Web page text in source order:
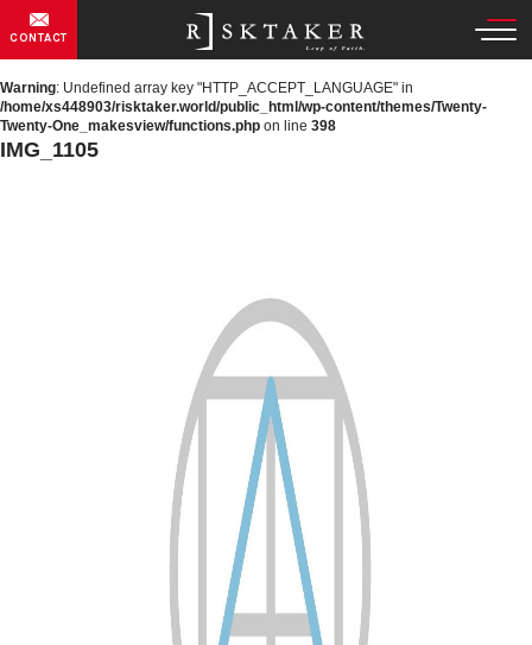
Warning: Undefined array key "HTTP_ACCEPT_LANGUAGE" in
/home/xs448903/risktaker.world/public_html/wp-content/themes/Twenty-
Twenty-One_makesview/functions.php on line 398
CONTACT
IMG_1105